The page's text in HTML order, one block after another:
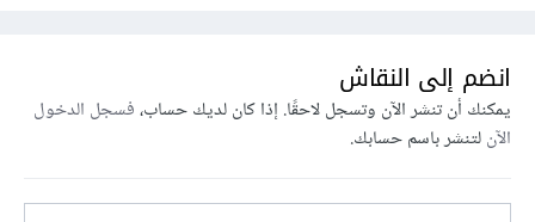
انضم إلى النقاش
يمكنك أن تنشر الآن وتسجل لاحقًا. إذا كان لديك حساب،فسجل الدخول
الآنلتنشر باسم حسابك.